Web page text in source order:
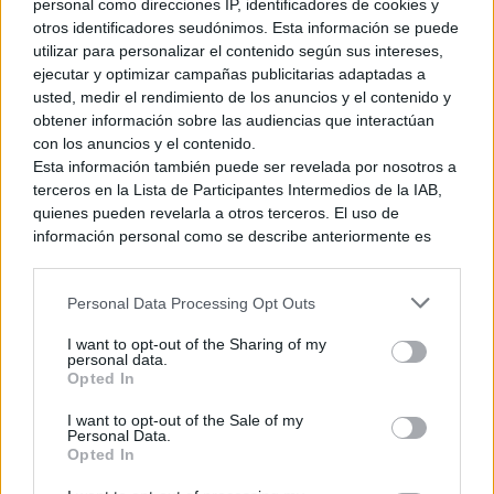
personal como direcciones IP, identificadores de cookies y
otros identificadores seudónimos. Esta información se puede
utilizar para personalizar el contenido según sus intereses,
ejecutar y optimizar campañas publicitarias adaptadas a
usted, medir el rendimiento de los anuncios y el contenido y
obtener información sobre las audiencias que interactúan
con los anuncios y el contenido.
Esta información también puede ser revelada por nosotros a
terceros en la Lista de Participantes Intermedios de la IAB,
quienes pueden revelarla a otros terceros. El uso de
información personal como se describe anteriormente es
generamos contenido relevante para nuestra audiencia.
recopilación y uso de datos en nuestra Política de
Privacidad.
terceros por nuestra parte, utilice la siguiente opción de
exclusión y confirme su selección. Tenga en cuenta que
después de que se procese su solicitud de exclusión, es
Personal Data Processing Opt Outs
I want to opt-out of the Sharing of my
personal data.
Opted In
I want to opt-out of the Sale of my
Personal Data.
Opted In
En estenuevo tráilerpodemos ver algunos fragmentos del
título en movimiento aunque de manera muy breve. En un
primer lugar podemos conocer una de las razas
características del juego,los Miqo’te.Una raza muy popular
entre los jugadores debido a su
apariencia felina.
continuación, también podemos ver al personaje haciendo uso
de uno de los medios de transporte del juego, más
concretamente de lasmonturas voladoras,entre las que se
encuentran los tradicionales chocobos o los grifos.
También podemos ver escenas deintroducción al combate
invocaciones recurrentes de la saga Final Fantasy como Titán,
Leviatán y algunos nuevos en la saga como Susano’o. Siendo
centrales de la trama